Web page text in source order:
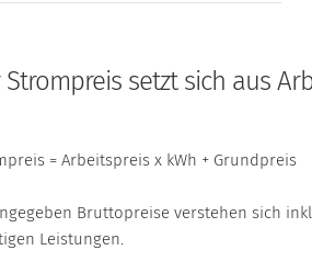
Strompreis setzt sich aus
= Arbeitspreis x kWh + Grundpreis
Bruttopreise verstehen sich
Leistungen.